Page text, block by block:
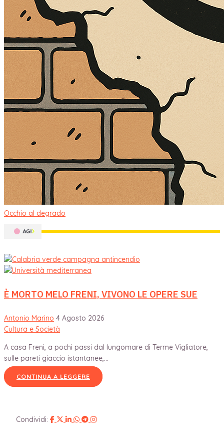
Occhio al degrado
È MORTO MELO FRENI, VIVONO LE OPERE SUE
Antonio Marino 4 Agosto 2026
Cultura e Società
A casa Freni, a pochi passi dal lungomare di Terme Vigliatore,
sulle pareti giaccio istantanee,...
CONTINUA A LEGGERE
Condividi: